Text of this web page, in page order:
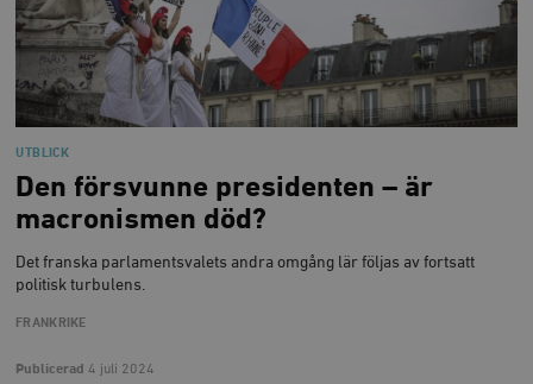
UTBLICK
Den försvunne presidenten – är
macronismen död?
Det franska parlamentsvalets andra omgång lär följas av fortsatt
politisk turbulens.
FRANKRIKE
Publicerad 4 juli 2024